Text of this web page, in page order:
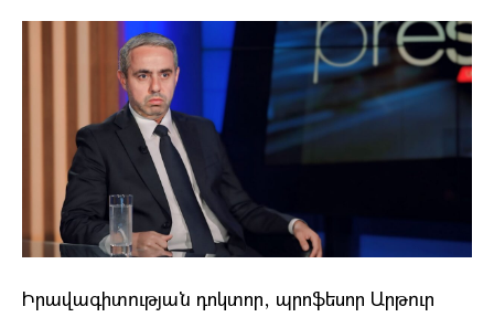
Իրավագիտության դոկտոր, պրոֆեսոր Արթուր